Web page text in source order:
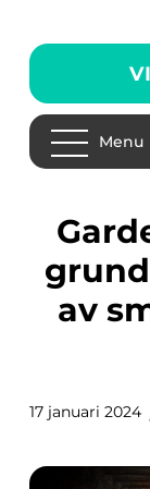
Menu
Garderob barnrum En
av
17 januari 2024